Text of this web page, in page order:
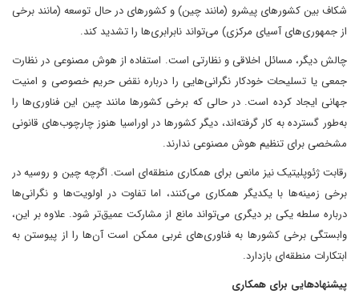
شکاف بین کشورهای پیشرو (مانند چین) و کشورهای در حال توسعه (مانند برخی
از جمهوری‌های آسیای مرکزی) می‌تواند نابرابری‌ها را تشدید کند.
چالش دیگر، مسائل اخلاقی و نظارتی است. استفاده از هوش مصنوعی در نظارت
جمعی یا تسلیحات خودکار نگرانی‌هایی را درباره نقض حریم خصوصی و امنیت
جهانی ایجاد کرده است. در حالی که برخی کشورها مانند چین این فناوری‌ها را
به‌طور گسترده به کار گرفته‌اند، دیگر کشورها در اوراسیا هنوز چارچوب‌های قانونی
مشخصی برای تنظیم هوش مصنوعی ندارند.
رقابت ژئوپلیتیک نیز مانعی برای همکاری منطقه‌ای است. اگرچه چین و روسیه در
برخی زمینه‌ها با یکدیگر همکاری می‌کنند، اما تفاوت در اولویت‌ها و نگرانی‌ها
درباره سلطه یکی بر دیگری می‌تواند مانع از مشارکت عمیق‌تر شود. علاوه بر این،
وابستگی برخی کشورها به فناوری‌های غربی ممکن است آن‌ها را از پیوستن به
ابتکارات منطقه‌ای بازدارد.
پیشنهادهایی برای همکاری